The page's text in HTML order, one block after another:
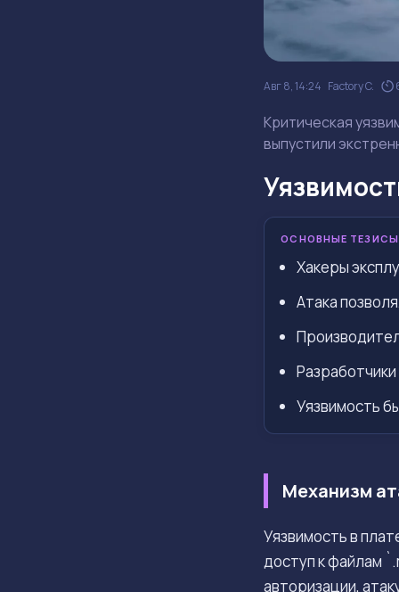
Авг 8, 14:24 Factory C.
Критическая
выпустили
ОСНОВНЫЕ ТЕЗИСЫ
Хакеры
Атака
Уязвимость
Механизм
Уязвимость в
доступ к файлам
авторизации,